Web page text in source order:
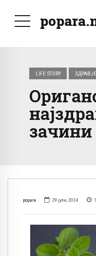
LIFE STORY ЗДРАВЈЕ
зачини
popara 29 јули, 2024 1